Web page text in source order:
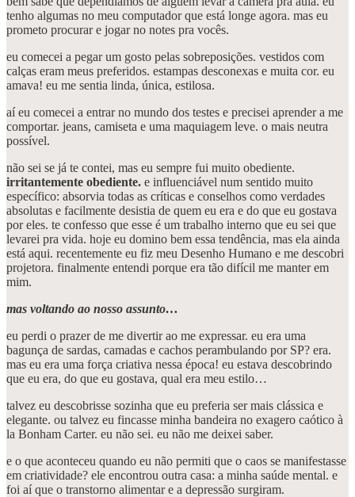
tenho algumas no meu computador que está longe agora. mas eu
prometo procurar e jogar no notes pra vocês.
eu comecei a pegar um gosto pelas sobreposições. vestidos com
calças eram meus preferidos. estampas desconexas e muita cor. eu
amava! eu me sentia linda, única, estilosa.
aí eu comecei a entrar no mundo dos testes e precisei aprender a me
comportar. jeans, camiseta e uma maquiagem leve. o mais neutra
possível.
não sei se já te contei, mas eu sempre fui muito obediente.
irritantemente obediente. e influenciável num sentido muito
específico: absorvia todas as críticas e conselhos como verdades
absolutas e facilmente desistia de quem eu era e do que eu gostava
por eles. te confesso que esse é um trabalho interno que eu sei que
levarei pra vida. hoje eu domino bem essa tendência, mas ela ainda
está aqui. recentemente eu fiz meu Desenho Humano e me descobri
projetora. finalmente entendi porque era tão difícil me manter em
mim.
mas voltando ao nosso assunto…
eu perdi o prazer de me divertir ao me expressar. eu era uma
bagunça de sardas, camadas e cachos perambulando por SP? era.
mas eu era uma força criativa nessa época! eu estava descobrindo
que eu era, do que eu gostava, qual era meu estilo…
talvez eu descobrisse sozinha que eu preferia ser mais clássica e
elegante. ou talvez eu fincasse minha bandeira no exagero caótico à
la Bonham Carter. eu não sei. eu não me deixei saber.
e o que aconteceu quando eu não permiti que o caos se manifestasse
em criatividade? ele encontrou outra casa: a minha saúde mental. e
foi aí que o transtorno alimentar e a depressão surgiram.